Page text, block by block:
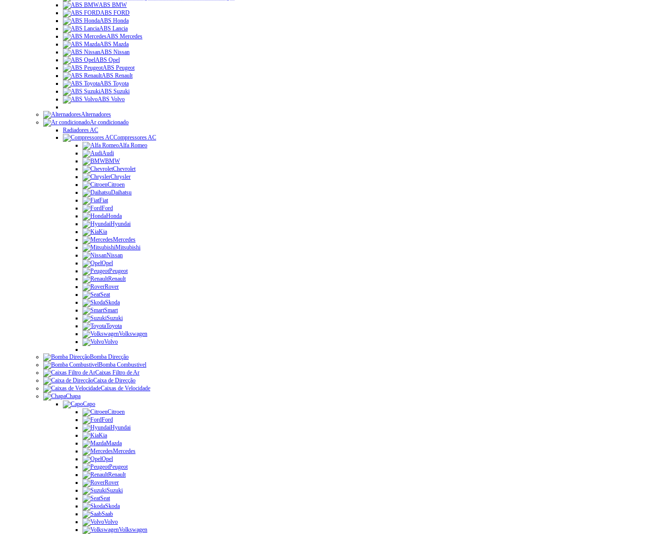
ABS BMW
ABS FORD
ABS Honda
ABS Lancia
ABS Mercedes
ABS Mazda
ABS Nissan
ABS Opel
ABS Peugeot
ABS Renault
ABS Toyota
ABS Suzuki
ABS Volvo
Alternadores
Ar condicionado
Radiadores AC
Compressores AC
Alfa Romeo
Audi
BMW
Chevrolet
Chrysler
Citroen
Daihatsu
Fiat
Ford
Honda
Hyundai
Kia
Mercedes
Mitsubishi
Nissan
Opel
Peugeot
Renault
Rover
Seat
Skoda
Smart
Suzuki
Toyota
Volkswagen
Volvo
Bomba Direcção
Bomba Combustivel
Caixas Filtro de Ar
Caixa de Direcção
Caixas de Velocidade
Chapa
Capo
Citroen
Ford
Hyundai
Kia
Mazda
Mercedes
Opel
Peugeot
Renault
Rover
Suzuki
Seat
Skoda
Saab
Volvo
Volkswagen